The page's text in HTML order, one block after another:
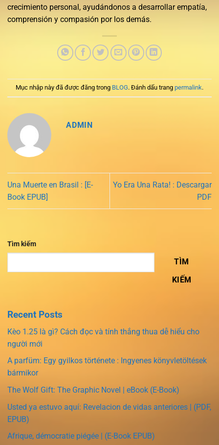
crecimiento personal, ayudándonos a desarrollar empatía,
comprensión y compasión por los demás.
Mục nhập này đã được đăng trong BLOG. Đánh dấu trang permalink.
ADMIN
Una Muerte en Brasil : [E-
Book EPUB]
Yo Era Una Rata! : Descargar
PDF
Tìm kiếm
TÌM
KIẾM
Recent Posts
Kèo 1.25 là gì? Cách đọc và tính thắng thua dễ hiểu cho
người mới
A parfüm: Egy gyilkos története : Ingyenes könyvletöltések
bármikor
The Wolf Gift: The Graphic Novel | eBook (E-Book)
Usted ya estuvo aquí: Revelacion de vidas anteriores | (PDF,
EPUB)
Afrique, démocratie piégée | (E-Book EPUB)